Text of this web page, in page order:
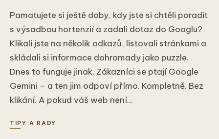
Pamatujete si ještě doby, kdy jste si chtěli poradit
s výsadbou hortenzií a zadali dotaz do Googlu?
Klikali jste na několik odkazů, listovali stránkami a
skládali si informace dohromady jako puzzle.
Dnes to funguje jinak. Zákazníci se ptají Google
Gemini – a ten jim odpoví přímo. Kompletně. Bez
klikání. A pokud váš web není...
TIPY A RADY